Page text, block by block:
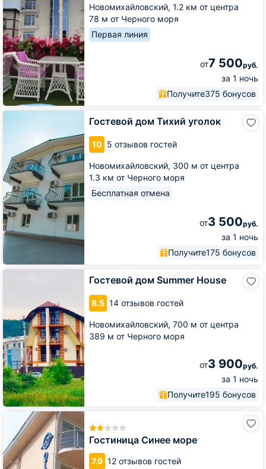
Новомихайловский, 1.2 км от центра
78 м от Черного моря
Первая линия
от7 500руб.
за 1 ночь
Получите375 бонусов
Гостевой дом Тихий уголок
10 5 отзывов гостей
Новомихайловский, 300 м от центра
1.3 км от Черного моря
Бесплатная отмена
от3 500руб.
за 1 ночь
Получите175 бонусов
Гостевой
Гостевой дом Summer House
8.5 14 отзывов гостей
Новомихайловский, 700 м от центра
389 м от Черного моря
от3 900руб.
за 1 ночь
Получите195 бонусов
Гостевой
Гостиница Синее море
7.9 12 отзывов гостей
Гостиница
Синее
море